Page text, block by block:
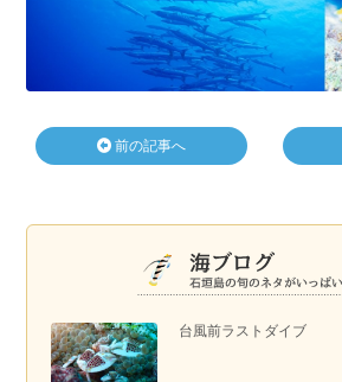
台風前ラストダイブ
前の記事へ